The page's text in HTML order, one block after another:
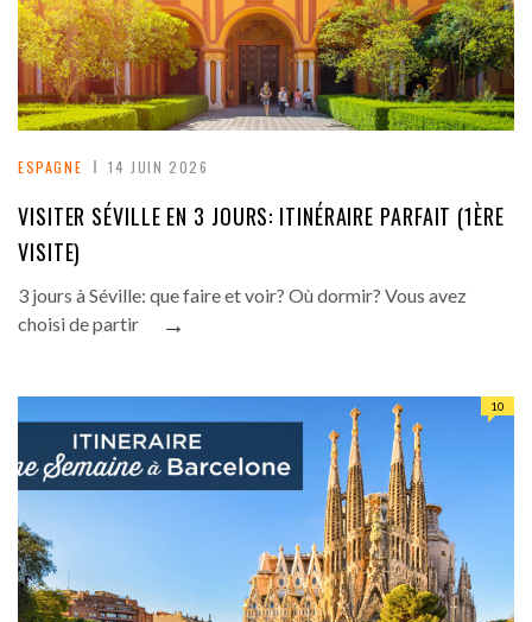
ESPAGNE 14 JUIN 2026
VISITER SÉVILLE EN 3 JOURS: ITINÉRAIRE PARFAIT (1ÈRE
VISITE)
3 jours à Séville: que faire et voir? Où dormir? Vous avez
choisi de partir
→
10